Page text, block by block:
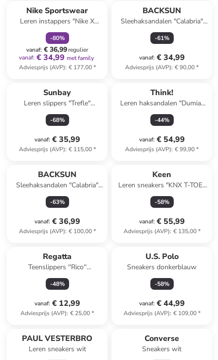
Nike Sportswear
Leren instappers "Nike X
Undercover Moc Flow"
lichtbruin/blauw
-80%
vanaf: € 36,99regulier
vanaf: € 34,99 met family
Adviesprijs (AVP): € 177,00*
BACKSUN
Sleehaksandalen "Calabria"
goudkleurig
-61%
vanaf: € 34,99
Adviesprijs (AVP): € 90,00*
Sunbay
Leren slippers "Trefle"
lichtroze
-68%
vanaf: € 35,99
Adviesprijs (AVP): € 115,00*
Think!
Leren haksandalen "Dumia"
lichtbruin/groen
-44%
vanaf: € 54,99
Adviesprijs (AVP): € 99,90*
BACKSUN
Sleehaksandalen "Calabria"
zwart/zilverkleurig
-63%
vanaf: € 36,99
Adviesprijs (AVP): € 100,00*
Keen
Leren sneakers "KNX T-TOE"
zwart
-58%
vanaf: € 55,99
Adviesprijs (AVP): € 135,00*
Regatta
Teenslippers ''Rico''
kaki/lichtgroen
-48%
vanaf: € 12,99
Adviesprijs (AVP): € 25,00*
U.S. Polo
Sneakers donkerblauw
-58%
vanaf: € 44,99
Adviesprijs (AVP): € 109,00*
PAUL VESTERBRO
Leren sneakers wit
Converse
Sneakers wit